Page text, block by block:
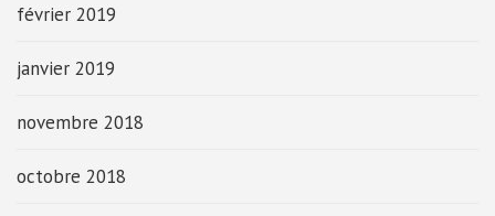
février 2019
janvier 2019
novembre 2018
octobre 2018